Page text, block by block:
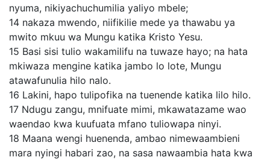
nyuma, nikiyachuchumilia yaliyo mbele;
14 nakaza mwendo, niifikilie mede ya thawabu ya
mwito mkuu wa Mungu katika Kristo Yesu.
15 Basi sisi tulio wakamilifu na tuwaze hayo; na hata
mkiwaza mengine katika jambo lo lote, Mungu
atawafunulia hilo nalo.
16 Lakini, hapo tulipofika na tuenende katika lilo hilo.
17 Ndugu zangu, mnifuate mimi, mkawatazame wao
waendao kwa kuufuata mfano tuliowapa ninyi.
18 Maana wengi huenenda, ambao nimewaambieni
mara nyingi habari zao, na sasa nawaambia hata kwa